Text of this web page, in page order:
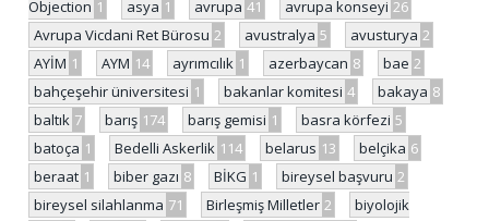
Objection 1 asya 1 avrupa 41 avrupa konseyi 26
Avrupa Vicdani Ret Bürosu 2 avustralya 5 avusturya 2
AYİM 1 AYM 14 ayrımcılık 1 azerbaycan 8 bae 2
bahçeşehir üniversitesi 1 bakanlar komitesi 4 bakaya 8
baltık 7 barış 174 barış gemisi 1 basra körfezi 5
batoça 1 Bedelli Askerlik 114 belarus 13 belçika 6
beraat 1 biber gazı 8 BİKG 1 bireysel başvuru 2
bireysel silahlanma 71 Birleşmiş Milletler 2
biyolojik